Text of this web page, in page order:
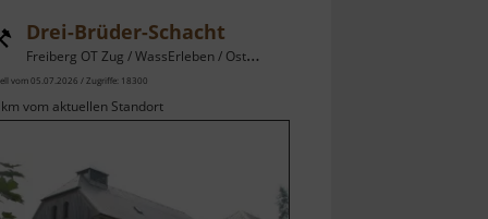
Drei-Brüder-Schacht
Freiberg OT Zug / WassErleben / Osterzgebirge
vom 05.07.2026 / Zugriffe: 18300
vom aktuellen Standort